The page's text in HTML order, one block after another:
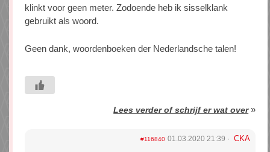
klinkt voor geen meter. Zodoende heb ik sisselklank
gebruikt als woord.
Geen dank, woordenboeken der Nederlandsche talen!
Lees verder of schrijf er wat over»
#116840 01.03.2020 21:39 CKA